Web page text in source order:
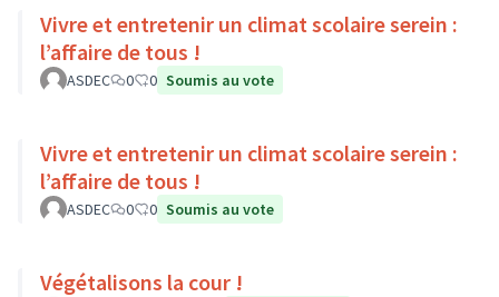
Vivre et entretenir un climat scolaire serein :
l’affaire de tous !
ASDEC 0 0 Soumis au vote
Vivre et entretenir un climat scolaire serein :
l’affaire de tous !
ASDEC 0 0 Soumis au vote
Végétalisons la cour !